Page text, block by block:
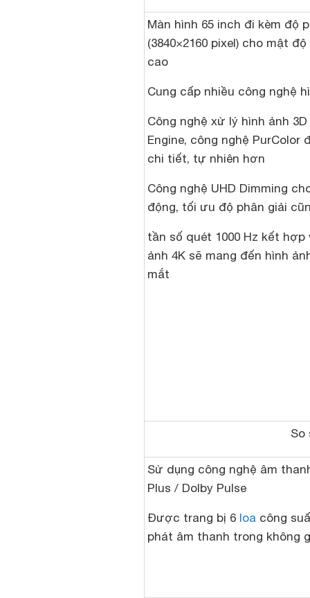
Màn hình 65 inch đi kèm độ
(3840×2160 pixel) cho mật
cao
Cung cấp nhiều công nghệ
Công nghệ xử lý hình ảnh 3D
Engine, công nghệ PurColor
chi tiết, tự nhiên hơn
Công nghệ UHD Dimming
động, tối ưu độ phân giải
tần số quét 1000 Hz kết
ảnh 4K sẽ mang đến hình
mắt
So
Sử dụng công nghệ âm
Plus / Dolby Pulse
Được trang bị 6 loa công
phát âm thanh trong không